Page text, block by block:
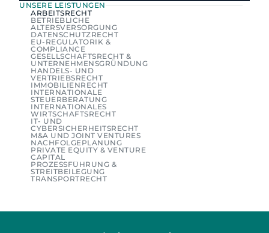
UNSERE LEISTUNGEN
ARBEITSRECHT
BETRIEBLICHE
ALTERSVERSORGUNG
DATENSCHUTZRECHT
EU-REGULATORIK &
COMPLIANCE
GESELLSCHAFTSRECHT &
UNTERNEHMENSGRÜNDUNG
HANDELS- UND
VERTRIEBSRECHT
IMMOBILIENRECHT
INTERNATIONALE
STEUERBERATUNG
INTERNATIONALES
WIRTSCHAFTSRECHT
IT- UND
CYBERSICHERHEITSRECHT
M&A UND JOINT VENTURES
NACHFOLGEPLANUNG
PRIVATE EQUITY & VENTURE
CAPITAL
PROZESSFÜHRUNG &
STREITBEILEGUNG
TRANSPORTRECHT